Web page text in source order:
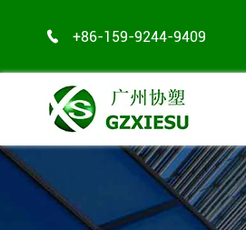
 +86-159-9244-9409